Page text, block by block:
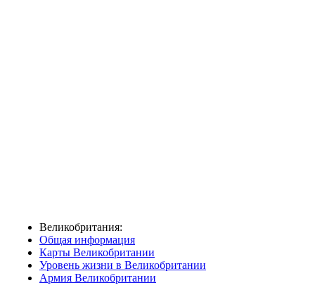
Великобритания:
Общая информация
Карты Великобритании
Уровень жизни в Великобритании
Армия Великобритании